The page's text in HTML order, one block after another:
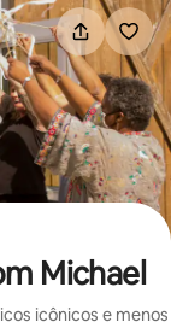
Michael
icônicos e menos